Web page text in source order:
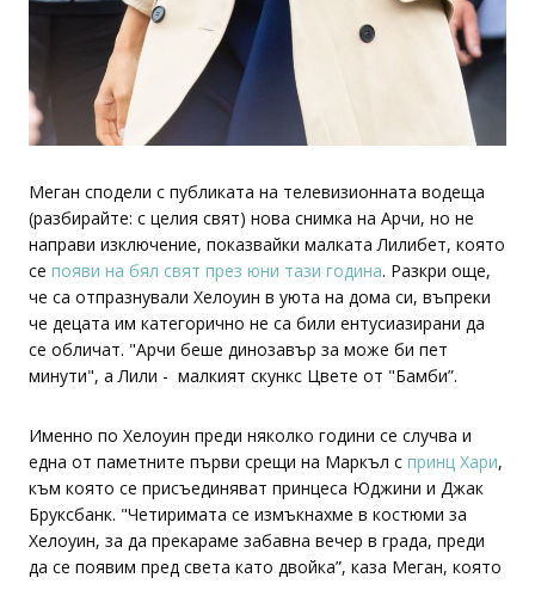
Меган сподели с публиката на телевизионната водеща
(разбирайте: с целия свят) нова снимка на Арчи, но не
направи изключение, показвайки малката Лилибет, която
се появи на бял свят през юни тази година. Разкри още,
че са отпразнували Хелоуин в уюта на дома си, въпреки
че децата им категорично не са били ентусиазирани да
се обличат. "Арчи беше динозавър за може би пет
минути", а Лили - малкият скункс Цвете от "Бамби”.
Именно по Хелоуин преди няколко години се случва и
една от паметните първи срещи на Маркъл с принц Хари,
към която се присъединяват принцеса Юджини и Джак
Бруксбанк. "Четиримата се измъкнахме в костюми за
Хелоуин, за да прекараме забавна вечер в града, преди
да се появим пред света като двойка”, каза Меган, която